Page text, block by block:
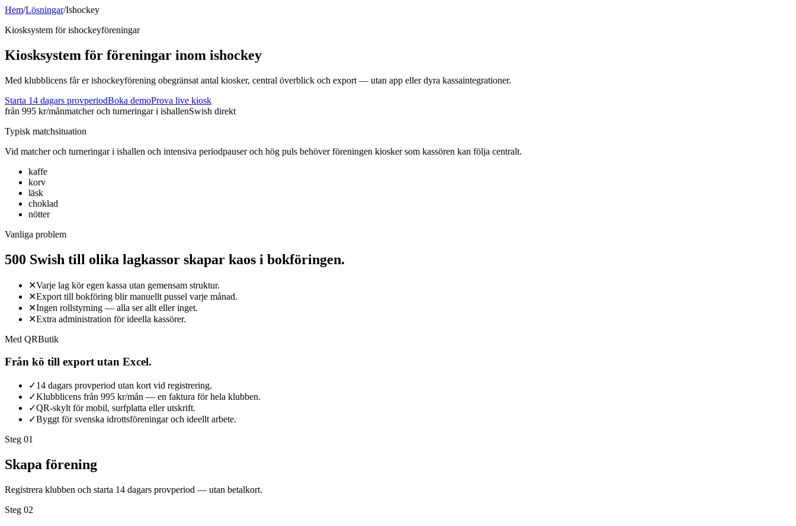
Hem/Lösningar/Ishockey
Kiosksystem förishockeyföreningar
Kiosksystem för föreningar inom ishockey
Med klubblicens får er ishockeyförening obegränsat antal kiosker, central överblick och export — utan app eller dyra kassaintegrationer.
Starta 14 dagars provperiodBoka demoProva live kiosk
från 995 kr/månmatcher och turneringar i ishallenSwish direkt
Typisk matchsituation
Vid matcher och turneringar i ishallen och intensiva periodpauser och hög puls behöver föreningen kiosker som kassören kan följa centralt.
kaffe
korv
läsk
choklad
nötter
Vanliga problem
500 Swish till olika lagkassor skapar kaos i bokföringen.
✕Varje lag kör egen kassa utan gemensam struktur.
✕Export till bokföring blir manuellt pussel varje månad.
✕Ingen rollstyrning — alla ser allt eller inget.
✕Extra administration för ideella kassörer.
Med QRButik
Från kö till export utan Excel.
✓14 dagars provperiod utan kort vid registrering.
✓Klubblicens från 995 kr/mån — en faktura för hela klubben.
✓QR-skylt för mobil, surfplatta eller utskrift.
✓Byggt för svenska idrottsföreningar och ideellt arbete.
Steg 01
Skapa förening
Registrera klubben och starta 14 dagars provperiod — utan betalkort.
Steg 02